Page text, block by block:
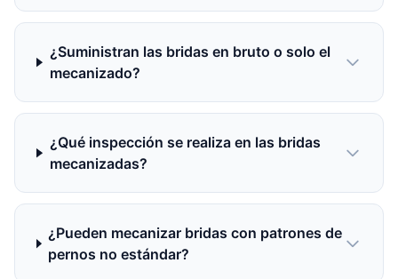
¿Suministran las bridas en bruto o solo el
mecanizado?
¿Qué inspección se realiza en las bridas
mecanizadas?
¿Pueden mecanizar bridas con patrones de
pernos no estándar?